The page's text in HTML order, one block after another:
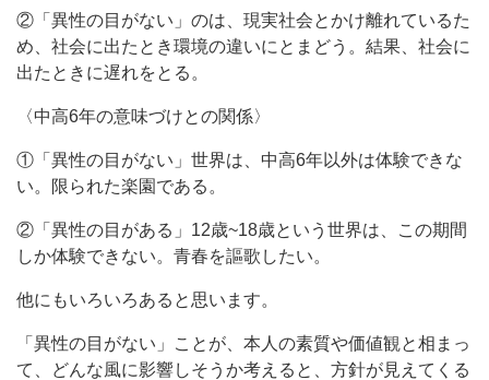
②「異性の目がない」のは、現実社会とかけ離れているた
め、社会に出たとき環境の違いにとまどう。結果、社会に
出たときに遅れをとる。
〈中高6年の意味づけとの関係〉
①「異性の目がない」世界は、中高6年以外は体験できな
い。限られた楽園である。
②「異性の目がある」12歳~18歳という世界は、この期間
しか体験できない。青春を謳歌したい。
他にもいろいろあると思います。
「異性の目がない」ことが、本人の素質や価値観と相まっ
て、どんな風に影響しそうか考えると、方針が見えてくる